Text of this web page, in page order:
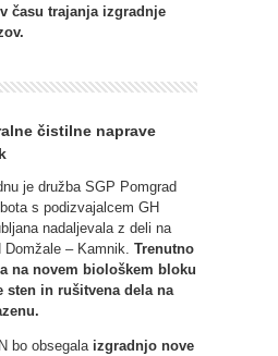
času trajanja izgradnje
čistilne naprave
je družba SGP Pomgrad
s podizvajalcem GH
nadaljevala z deli na
Domžale – Kamnik. Trenutno
na novem biološkem bloku
sten in rušitvena dela na
bo obsegala izgradnjo nove